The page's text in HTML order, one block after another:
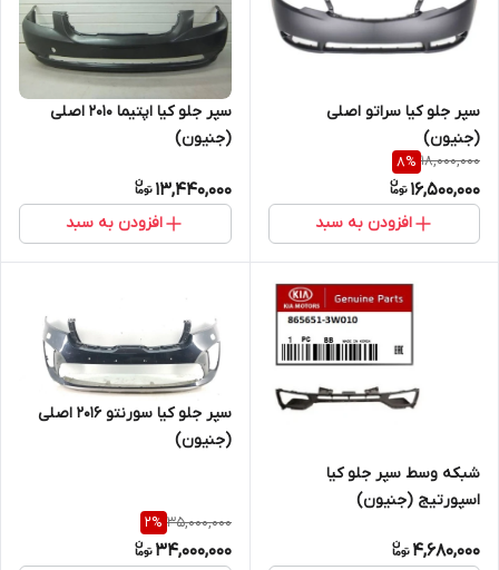
سپر جلو کیا سراتو اصلی
(جنیون)
18,000,000
8%
16,500,000
افزودن به سبد
سپر جلو کیا اپتیما 2010 اصلی
(جنیون)
13,440,000
افزودن به سبد
شبکه وسط سپر جلو کیا
اسپورتیج (جنیون)
4,680,000
سپر جلو کیا سورنتو 2016 اصلی
(جنیون)
35,000,000
2%
34,000,000